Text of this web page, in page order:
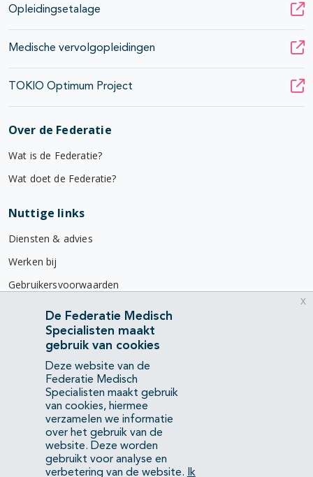
Opleidingsetalage
Medische vervolgopleidingen
TOKIO Optimum Project
Over de Federatie
Wat is de Federatie?
Wat doet de Federatie?
Nuttige links
Diensten & advies
Werken bij
Gebruikersvoorwaarden
Privacyverklaring
Contact
Mercatorlaan 1200
3528 BL Utrecht
(088) 505 34 34
info@richtlijnendatabase.nl
YouTubeLinkedIn
De Federatie Medisch
Specialisten maakt
gebruik van cookies
Deze website van de
Federatie Medisch
Specialisten maakt gebruik
van cookies, hiermee
verzamelen we informatie
over het gebruik van de
website. Deze worden
gebruikt voor analyse en
verbetering van de website.
Ik
x